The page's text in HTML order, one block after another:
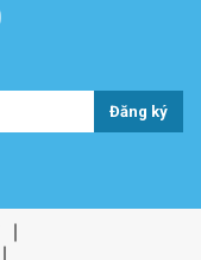
Đăng ký